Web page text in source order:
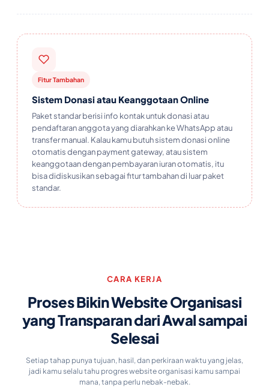
Fitur Tambahan
Sistem Donasi atau Keanggotaan Online
Paket standar berisi info kontak untuk donasi atau
pendaftaran anggota yang diarahkan ke WhatsApp atau
transfer manual. Kalau kamu butuh sistem donasi online
otomatis dengan payment gateway, atau sistem
keanggotaan dengan pembayaran iuran otomatis, itu
bisa didiskusikan sebagai fitur tambahan di luar paket
standar.
CARA KERJA
Proses Bikin Website Organisasi
yang Transparan dari Awal sampai
Selesai
Setiap tahap punya tujuan, hasil, dan perkiraan waktu yang jelas,
jadi kamu selalu tahu progres website organisasi kamu sampai
mana, tanpa perlu nebak-nebak.